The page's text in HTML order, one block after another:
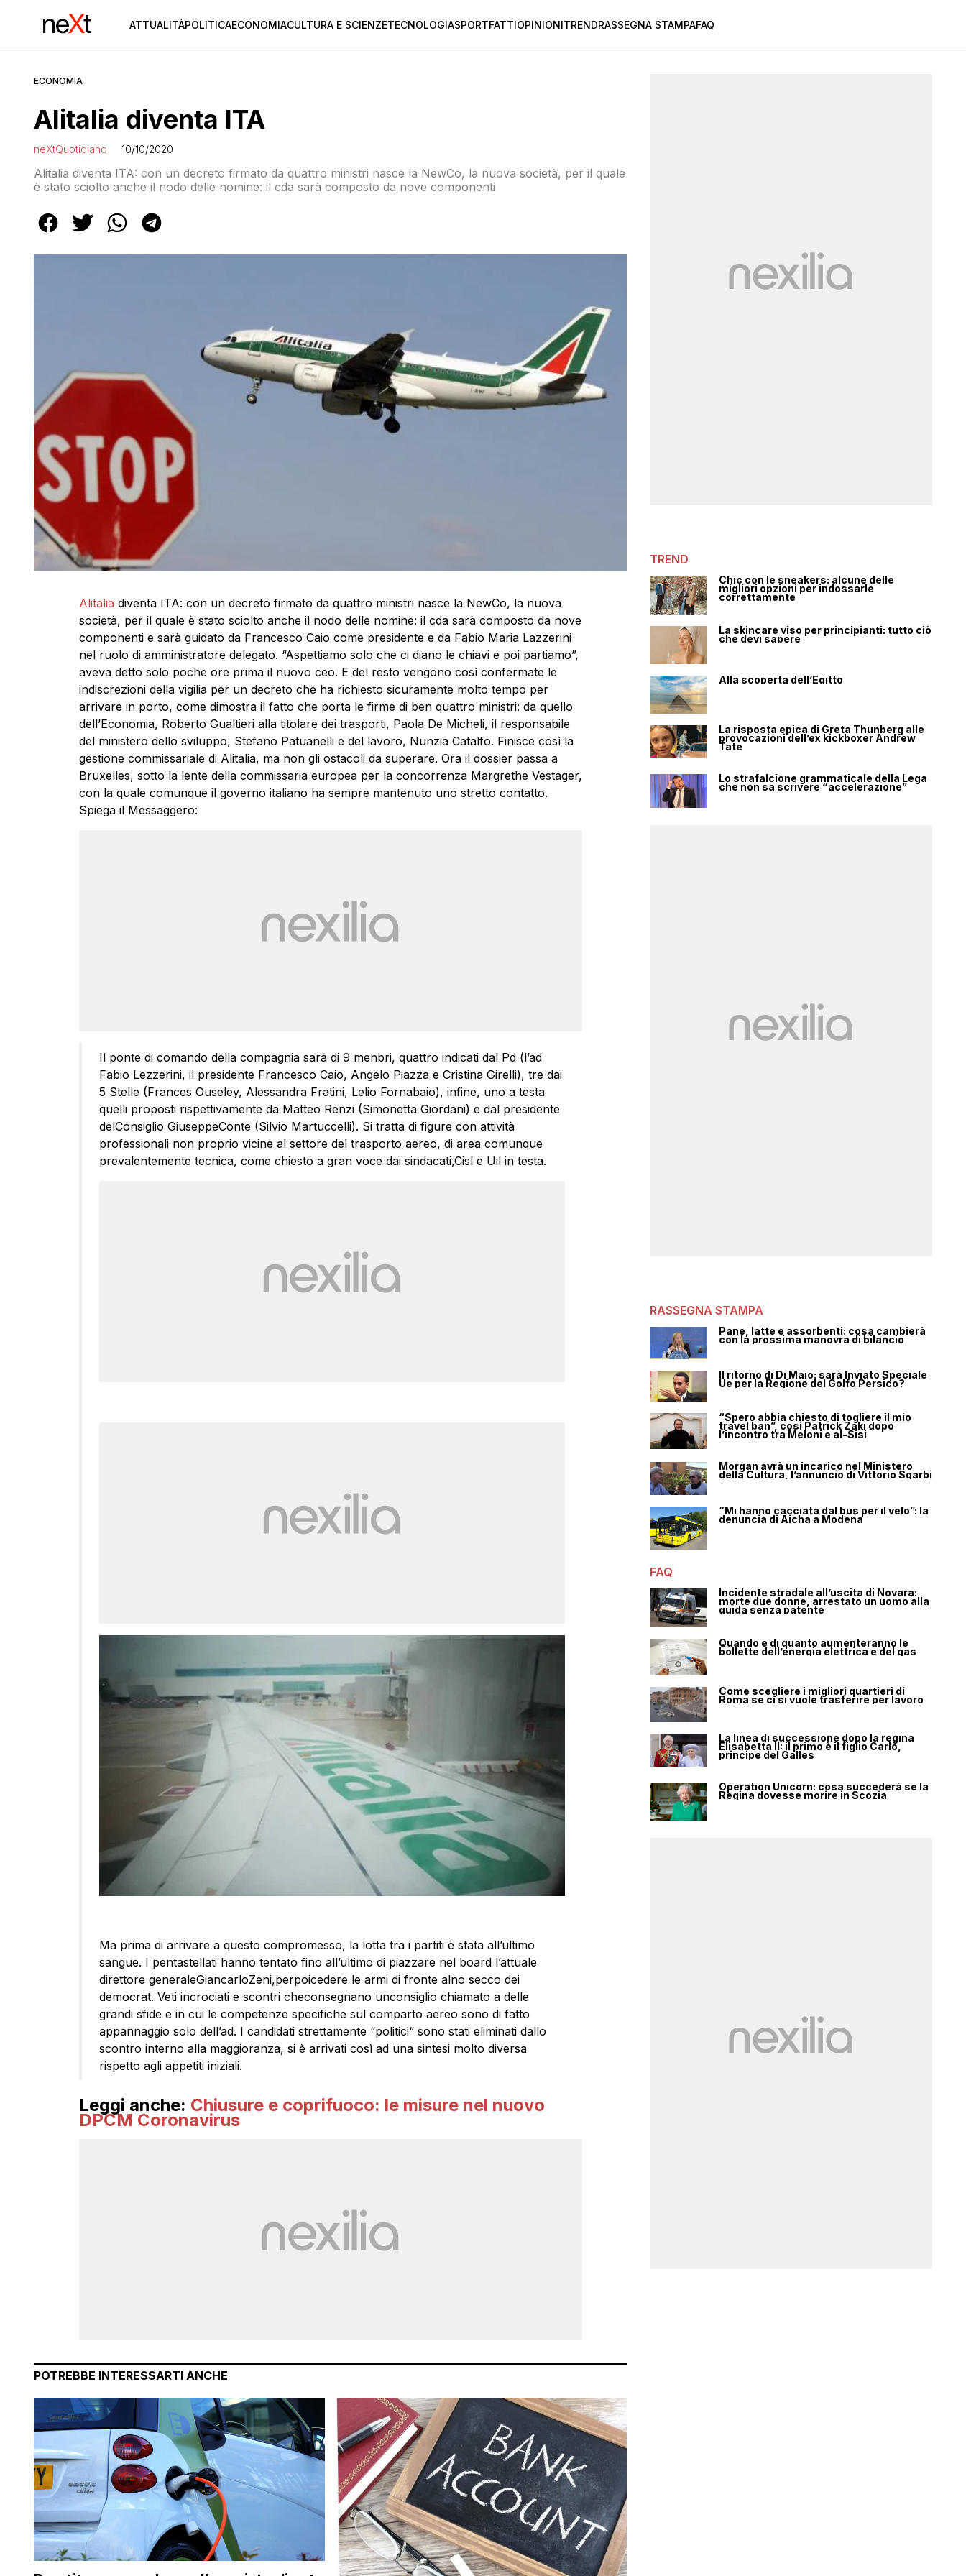
ATTUALITÀPOLITICAECONOMIACULTURA E SCIENZETECNOLOGIASPORTFATTIOPINIONITRENDRASSEGNA STAMPAFAQ
ECONOMIA
Alitalia diventa ITA
neXtQuotidiano 10/10/2020
Alitalia diventa ITA: con un decreto firmato da quattro ministri nasce la NewCo, la nuova società, per il quale
è stato sciolto anche il nodo delle nomine: il cda sarà composto da nove componenti
Alitalia diventa ITA: con un decreto firmato da quattro ministri nasce la NewCo, la nuova
società, per il quale è stato sciolto anche il nodo delle nomine: il cda sarà composto da nove
componenti e sarà guidato da Francesco Caio come presidente e da Fabio Maria Lazzerini
nel ruolo di amministratore delegato. “Aspettiamo solo che ci diano le chiavi e poi partiamo”,
aveva detto solo poche ore prima il nuovo ceo. E del resto vengono così confermate le
indiscrezioni della vigilia per un decreto che ha richiesto sicuramente molto tempo per
arrivare in porto, come dimostra il fatto che porta le firme di ben quattro ministri: da quello
dell’Economia, Roberto Gualtieri alla titolare dei trasporti, Paola De Micheli, il responsabile
del ministero dello sviluppo, Stefano Patuanelli e del lavoro, Nunzia Catalfo. Finisce così la
gestione commissariale di Alitalia, ma non gli ostacoli da superare. Ora il dossier passa a
Bruxelles, sotto la lente della commissaria europea per la concorrenza Margrethe Vestager,
con la quale comunque il governo italiano ha sempre mantenuto uno stretto contatto.
Spiega il Messaggero:
Il ponte di comando della compagnia sarà di 9 menbri, quattro indicati dal Pd (l’ad
Fabio Lezzerini, il presidente Francesco Caio, Angelo Piazza e Cristina Girelli), tre dai
5 Stelle (Frances Ouseley, Alessandra Fratini, Lelio Fornabaio), infine, uno a testa
quelli proposti rispettivamente da Matteo Renzi (Simonetta Giordani) e dal presidente
delConsiglio GiuseppeConte (Silvio Martuccelli). Si tratta di figure con attività
professionali non proprio vicine al settore del trasporto aereo, di area comunque
prevalentemente tecnica, come chiesto a gran voce dai sindacati,Cisl e Uil in testa.
Ma prima di arrivare a questo compromesso, la lotta tra i partiti è stata all’ultimo
sangue. I pentastellati hanno tentato fino all’ultimo di piazzare nel board l’attuale
direttore generaleGiancarloZeni,perpoicedere le armi di fronte alno secco dei
democrat. Veti incrociati e scontri checonsegnano unconsiglio chiamato a delle
grandi sfide e in cui le competenze specifiche sul comparto aereo sono di fatto
appannaggio solo dell’ad. I candidati strettamente “politici“ sono stati eliminati dallo
scontro interno alla maggioranza, si è arrivati così ad una sintesi molto diversa
rispetto agli appetiti iniziali.
Leggi anche: Chiusure e coprifuoco: le misure nel nuovo
DPCM Coronavirus
POTREBBE INTERESSARTI ANCHE
TREND
Chic con le sneakers: alcune delle
migliori opzioni per indossarle
correttamente
La skincare viso per principianti: tutto ciò
che devi sapere
Alla scoperta dell’Egitto
La risposta epica di Greta Thunberg alle
provocazioni dell’ex kickboxer Andrew
Tate
Lo strafalcione grammaticale della Lega
che non sa scrivere “accelerazione”
RASSEGNA STAMPA
Pane, latte e assorbenti: cosa cambierà
con la prossima manovra di bilancio
Il ritorno di Di Maio: sarà Inviato Speciale
Ue per la Regione del Golfo Persico?
“Spero abbia chiesto di togliere il mio
travel ban”, così Patrick Zaki dopo
l’incontro tra Meloni e al-Sisi
Morgan avrà un incarico nel Ministero
della Cultura, l’annuncio di Vittorio Sgarbi
“Mi hanno cacciata dal bus per il velo”: la
denuncia di Aicha a Modena
FAQ
Incidente stradale all’uscita di Novara:
morte due donne, arrestato un uomo alla
guida senza patente
Quando e di quanto aumenteranno le
bollette dell’energia elettrica e del gas
Come scegliere i migliori quartieri di
Roma se ci si vuole trasferire per lavoro
La linea di successione dopo la regina
Elisabetta II: il primo è il figlio Carlo,
principe del Galles
Operation Unicorn: cosa succederà se la
Regina dovesse morire in Scozia